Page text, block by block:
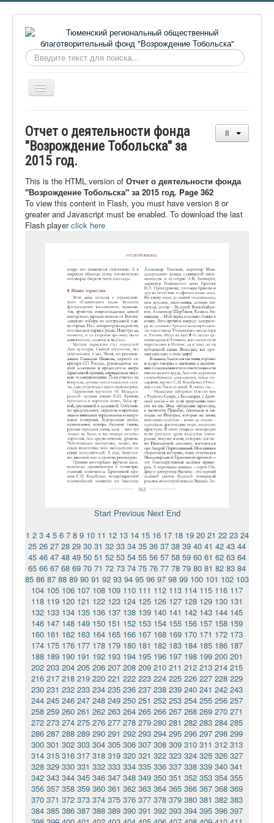
Искать...
Включить/
выключить
О фонде
Онлайн библиотека
Видеоматериалы
Контакты
Сайт проекта Достоевский
Отчет о деятельности фонда
"Возрождение Тобольска" за
2015 год.
This is the HTML version of Отчет о деятельности фонда
"Возрождение Тобольска" за 2015 год. Page 362
To view this content in Flash, you must have version 8 or
greater and Javascript must be enabled. To download the last
Flash playerclick here
Start Previous Next End
1 2 3 4 5 6 7 8 9 10 11 12 13 14 15 16 17 18 19 20 21 22 23 24
25 26 27 28 29 30 31 32 33 34 35 36 37 38 39 40 41 42 43 44
45 46 47 48 49 50 51 52 53 54 55 56 57 58 59 60 61 62 63 64
65 66 67 68 69 70 71 72 73 74 75 76 77 78 79 80 81 82 83 84
85 86 87 88 89 90 91 92 93 94 95 96 97 98 99 100 101 102 103
104 105 106 107 108 109 110 111 112 113 114 115 116 117
118 119 120 121 122 123 124 125 126 127 128 129 130 131
132 133 134 135 136 137 138 139 140 141 142 143 144 145
146 147 148 149 150 151 152 153 154 155 156 157 158 159
160 161 162 163 164 165 166 167 168 169 170 171 172 173
174 175 176 177 178 179 180 181 182 183 184 185 186 187
188 189 190 191 192 193 194 195 196 197 198 199 200 201
202 203 204 205 206 207 208 209 210 211 212 213 214 215
216 217 218 219 220 221 222 223 224 225 226 227 228 229
230 231 232 233 234 235 236 237 238 239 240 241 242 243
244 245 246 247 248 249 250 251 252 253 254 255 256 257
258 259 260 261 262 263 264 265 266 267 268 269 270 271
272 273 274 275 276 277 278 279 280 281 282 283 284 285
286 287 288 289 290 291 292 293 294 295 296 297 298 299
300 301 302 303 304 305 306 307 308 309 310 311 312 313
314 315 316 317 318 319 320 321 322 323 324 325 326 327
328 329 330 331 332 333 334 335 336 337 338 339 340 341
342 343 344 345 346 347 348 349 350 351 352 353 354 355
356 357 358 359 360 361 362 363 364 365 366 367 368 369
370 371 372 373 374 375 376 377 378 379 380 381 382 383
384 385 386 387 388 389 390 391 392 393 394 395 396 397